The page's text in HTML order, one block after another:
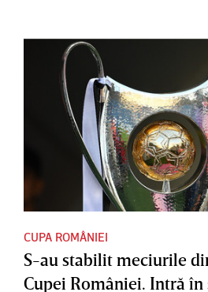
CUPA ROMÂNIEI
S-au stabilit meciurile
Cupei României. Intră